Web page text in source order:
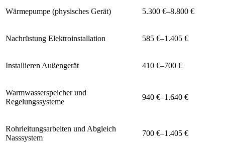
Wärmepumpe (physisches Gerät) 5.300 €–8.800 €
Nachrüstung Elektroinstallation 585 €–1.405 €
Installieren Außengerät 410 €–700 €
Warmwasserspeicher und
Regelungssysteme
940 €–1.640 €
Rohrleitungsarbeiten und Abgleich
Nasssystem
700 €–1.405 €